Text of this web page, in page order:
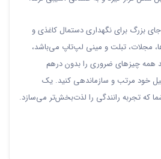
بزرگ برای نگهداری دستمال کاغذی و
مجلات، تبلت و مینی لپ‌تاپ می‌باشد،
همه چیزهای ضروری را بدون درهم
خود مرتب و سازماندهی کنید. یک
که تجربه رانندگی را لذت‌بخش‌تر می‌سازد.